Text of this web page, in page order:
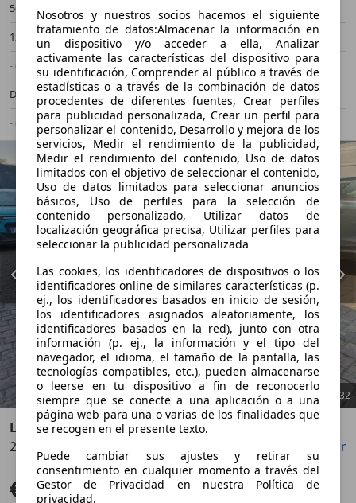
56.684 km
11/2021
120 kW (163 CV)
Ocasión
- (Propietarios)
Manual
Diésel
- (l/100 km)
- (g/km)
-/-
Anterior
32
Land Rover Range Rover Velar
2.0D SE 4WD Aut. 240
Compartir
€ 24.500 Buen precio
Nosotros y nuestros socios hacemos el siguiente
tratamiento de datos:Almacenar la información en
un dispositivo y/o acceder a ella, Analizar
activamente las características del dispositivo para
su identificación, Comprender al público a través de
estadísticas o a través de la combinación de datos
procedentes de diferentes fuentes, Crear perfiles
para publicidad personalizada, Crear un perfil para
personalizar el contenido, Desarrollo y mejora de los
servicios, Medir el rendimiento de la publicidad,
Medir el rendimiento del contenido, Uso de datos
limitados con el objetivo de seleccionar el contenido,
Uso de datos limitados para seleccionar anuncios
básicos, Uso de perfiles para la selección de
contenido personalizado, Utilizar datos de
localización geográfica precisa, Utilizar perfiles para
seleccionar la publicidad personalizada
Las cookies, los identificadores de dispositivos o los
identificadores online de similares características (p.
ej., los identificadores basados en inicio de sesión,
los identificadores asignados aleatoriamente, los
identificadores basados en la red), junto con otra
información (p. ej., la información y el tipo del
navegador, el idioma, el tamaño de la pantalla, las
tecnologías compatibles, etc.), pueden almacenarse
o leerse en tu dispositivo a fin de reconocerlo
siempre que se conecte a una aplicación o a una
página web para una o varias de los finalidades que
se recogen en el presente texto.
Puede cambiar sus ajustes y retirar su
consentimiento en cualquier momento a través del
Gestor de Privacidad en nuestra Política de
privacidad.